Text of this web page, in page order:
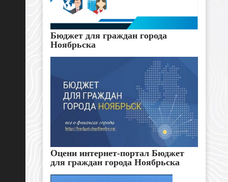
Бюджет для граждан города
Ноябрьска
Оцени интернет-портал Бюджет
для граждан города Ноябрьска